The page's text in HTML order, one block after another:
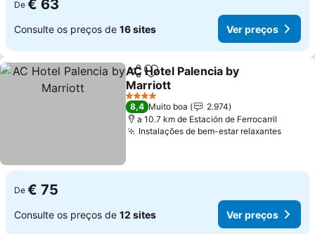
De € 63
Consulte os preços de 16 sites Ver preços
PartilharAdicionar aos favoritos
AC Hotel Palencia by
Marriott
4 Estrelas
8,4 Muito boa
2.974
a 10.7 km de Estación de Ferrocarril
Instalações de bem-estar relaxantes
De € 75
Consulte os preços de 12 sites Ver preços